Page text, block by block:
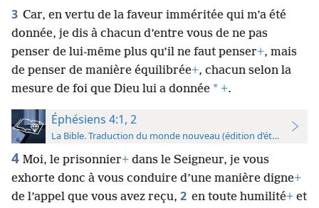
3 Car, en vertu de la faveur imméritée qui m’a été
donnée, je dis à chacun d’entre vous de ne pas
penser de lui-même plus qu’il ne faut penser+, mais
de penser de manière équilibrée+, chacun selon la
mesure de foi que Dieu lui a donnée * +.
Éphésiens 4:1, 2
La Bible. Traduction du monde nouveau (édition d’étude)
4 Moi, le prisonnier+ dans le Seigneur, je vous
exhorte donc à vous conduire d’une manière digne+
de l’appel que vous avez reçu, 2 en toute humilité+ et